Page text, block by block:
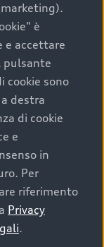
che coniuga
Per fare un
aspetti
l’affidabilità del
tramite Audi
è
e accettare
pulsante
sono
destra
di cookie
e
in
Per
riferimento
Privacy
.